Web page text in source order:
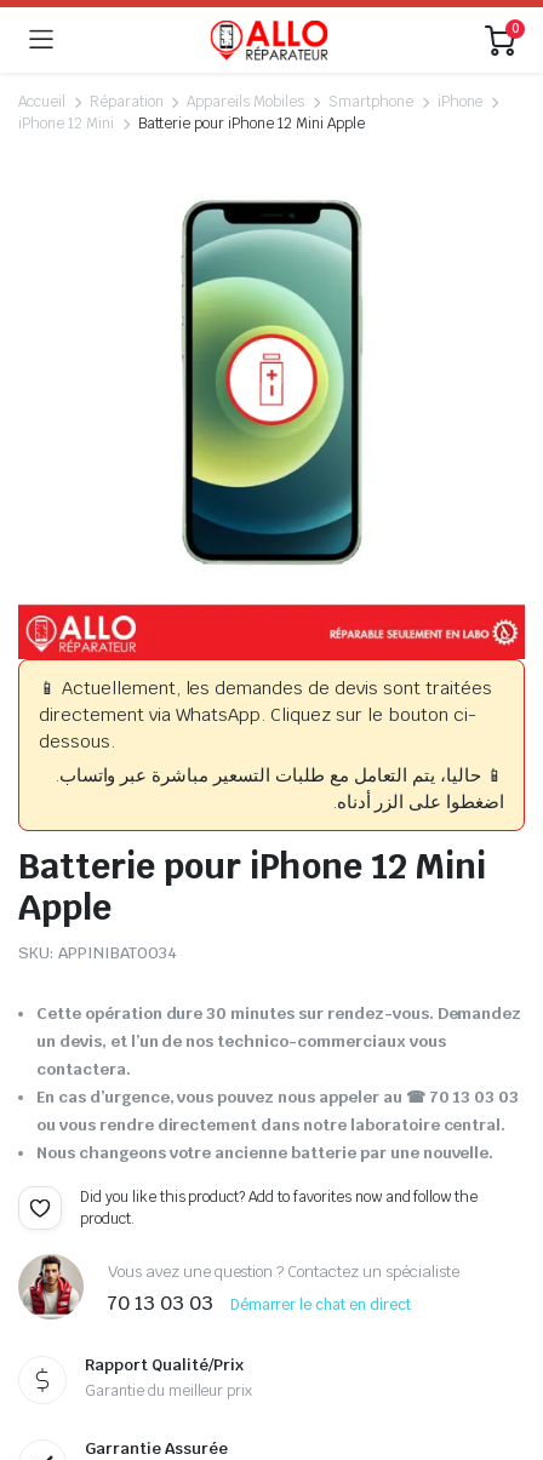
0
Accueil Réparation Appareils Mobiles Smartphone
iPhone
iPhone 12 Mini
Batterie pour iPhone 12 Mini Apple
📱 Actuellement, les demandes de devis sont traitées
directement via WhatsApp. Cliquez sur le bouton ci-
dessous.
📱 حاليا، يتم التعامل مع طلبات التسعير مباشرة عبر واتساب.
اضغطوا على الزر أدناه.
Batterie pour iPhone 12 Mini
Apple
SKU: APPINIBAT0034
Cette opération dure 30 minutes sur rendez-vous. Demandez
un devis, et l’un de nos technico-commerciaux vous
contactera.
En cas d’urgence, vous pouvez nous appeler au ☎ 70 13 03 03
ou vous rendre directement dans notre laboratoire central.
Nous changeons votre ancienne batterie par une nouvelle.
Did you like this product? Add to favorites now and follow the
product.
Vous avez une question ? Contactez un spécialiste
70 13 03 03 Démarrer le chat en direct
Rapport Qualité/Prix
Garantie du meilleur prix
Garrantie Assurée